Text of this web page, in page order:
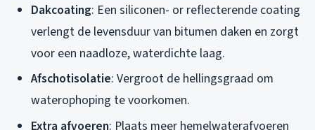
Dakcoating: Een siliconen- or reflecterende coating
verlengt de levensduur van bitumen daken en zorgt
voor een naadloze, waterdichte laag.
Afschotisolatie: Vergroot de hellingsgraad om
waterophoping te voorkomen.
Extra afvoeren: Plaats meer hemelwaterafvoeren